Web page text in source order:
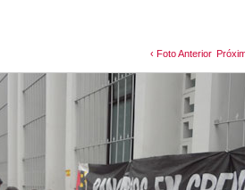
‹ Foto Anterior